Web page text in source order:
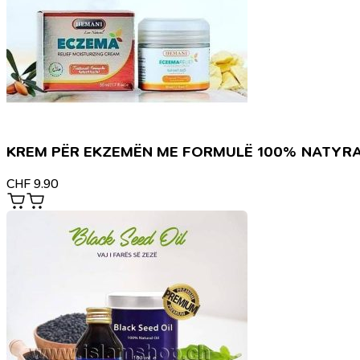
KREM PËR EKZEMËN ME FORMULË 100%
CHF 9.90